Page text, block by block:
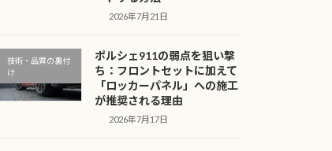
2026年7月21日
技術・品質の裏付
け
ポルシェ911の弱点を狙い撃
ち：フロントセットに加えて
「ロッカーパネル」への施工
が推奨される理由
2026年7月17日